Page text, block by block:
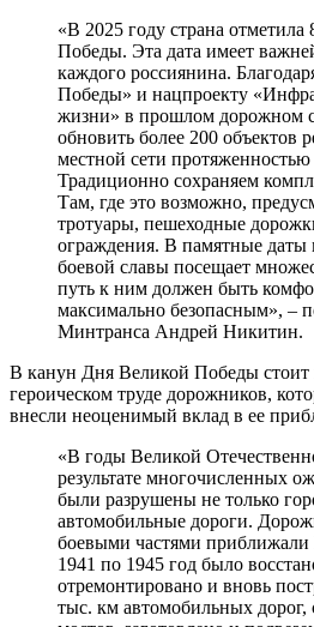
«В 2025 году страна отметила
Победы. Эта дата имеет
каждого россиянина.
Победы» и нацпроекту
жизни» в прошлом дорожном
обновить более 200 объектов
местной сети
Традиционно сохраняем
Там, где это возможно,
тротуары, пешеходные
ограждения. В памятные даты
боевой славы посещает
путь к ним должен быть
максимально безопасным», –
Минтранса Андрей Никитин.
В канун Дня Великой Победы стоит
героическом труде дорожников,
внесли неоценимый вклад в ее
«В годы Великой
результате многочисленных
были разрушены не только
автомобильные дороги.
боевыми частями приближали
1941 по 1945 год было
отремонтировано и вновь
тыс. км автомобильных